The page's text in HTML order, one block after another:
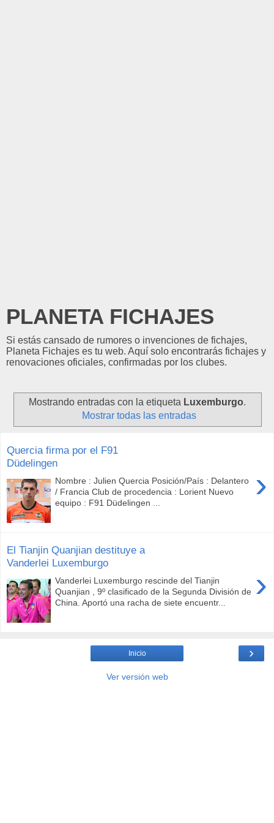
PLANETA FICHAJES
Si estás cansado de rumores o invenciones de fichajes,
Planeta Fichajes es tu web. Aquí solo encontrarás fichajes y
renovaciones oficiales, confirmadas por los clubes.
Mostrando entradas con la etiqueta Luxemburgo.
Mostrar todas las entradas
Quercia firma por el F91
Düdelingen
›
Nombre : Julien Quercia Posición/País : Delantero
/ Francia Club de procedencia : Lorient Nuevo
equipo : F91 Düdelingen ...
El Tianjin Quanjian destituye a
Vanderlei Luxemburgo
›
Vanderlei Luxemburgo rescinde del Tianjin
Quanjian , 9º clasificado de la Segunda División de
China. Aportó una racha de siete encuentr...
›
Inicio
Ver versión web